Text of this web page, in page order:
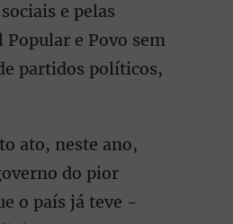
e pelas
e Povo sem
partidos políticos,
ato, neste ano,
do pior
o país já teve -